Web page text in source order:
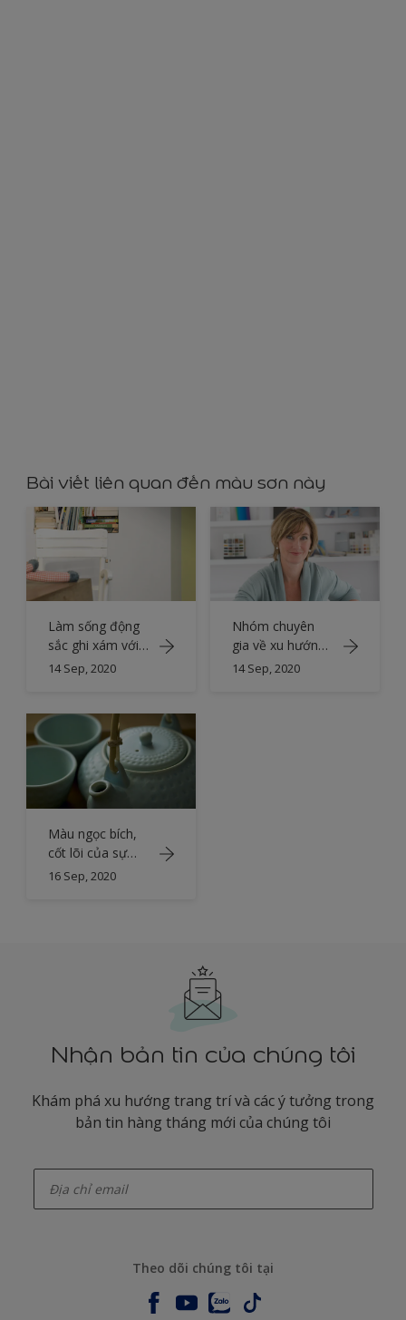
Bài viết liên quan đến màu sơn này
Làm sống động
sắc ghi xám với
màu xanh lá
14 Sep, 2020
Nhóm chuyên
gia về xu hướng
màu sắc
14 Sep, 2020
Màu ngọc bích,
cốt lõi của sự
thanh bình
16 Sep, 2020
Nhận bản tin của chúng tôi
Khám phá xu hướng trang trí và các ý tưởng trong
bản tin hàng tháng mới của chúng tôi
Theo dõi chúng tôi tại